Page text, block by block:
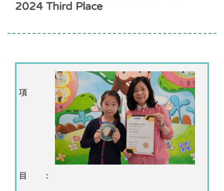
2024 Third Place
項
目 ：